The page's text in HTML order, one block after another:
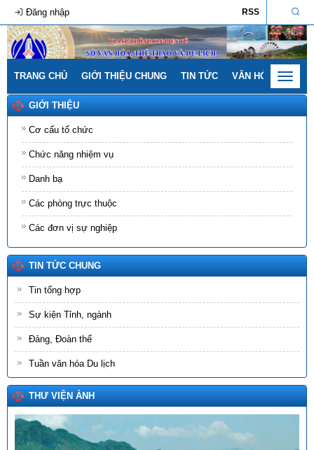
RSS
Đăng nhập
TRANG CHỦ GIỚI THIỆU CHUNG TIN TỨC VĂN HÓA - GIA
Toggle
GIỚI THIỆU
Cơ cấu tổ chức
Chức năng nhiệm vụ
Danh bạ
Các phòng trực thuộc
Các đơn vị sự nghiệp
TIN TỨC CHUNG
Tin tổng hợp
Sự kiện Tỉnh, ngành
Đảng, Đoàn thể
Tuần văn hóa Du lịch
THƯ VIỆN ẢNH